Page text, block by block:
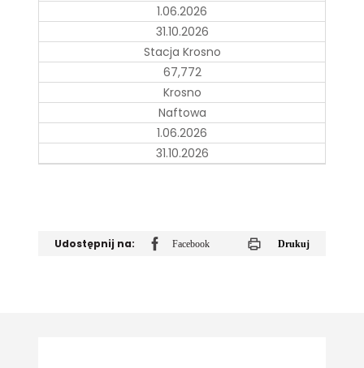
1.06.2026
31.10.2026
Stacja Krosno
67,772
Krosno
Naftowa
1.06.2026
31.10.2026
Udostępnij na: Facebook Drukuj